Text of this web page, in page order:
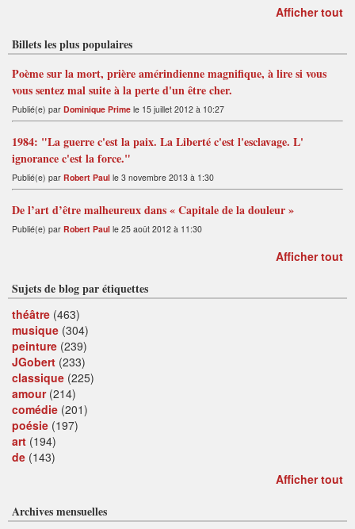
Afficher tout
Billets les plus populaires
Poème sur la mort, prière amérindienne magnifique, à lire si vous
vous sentez mal suite à la perte d'un être cher.
Publié(e) par Dominique Prime le 15 juillet 2012 à 10:27
1984: "La guerre c'est la paix. La Liberté c'est l'esclavage. L'
ignorance c'est la force."
Publié(e) par Robert Paul le 3 novembre 2013 à 1:30
De l’art d’être malheureux dans « Capitale de la douleur »
Publié(e) par Robert Paul le 25 août 2012 à 11:30
Afficher tout
Sujets de blog par étiquettes
théâtre (463)
musique (304)
peinture (239)
JGobert (233)
classique (225)
amour(214)
comédie (201)
poésie (197)
art (194)
de (143)
Afficher tout
Archives mensuelles